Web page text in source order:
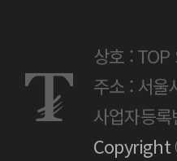
상호 : TOP
주소 : 서울
사업자등
Copyright